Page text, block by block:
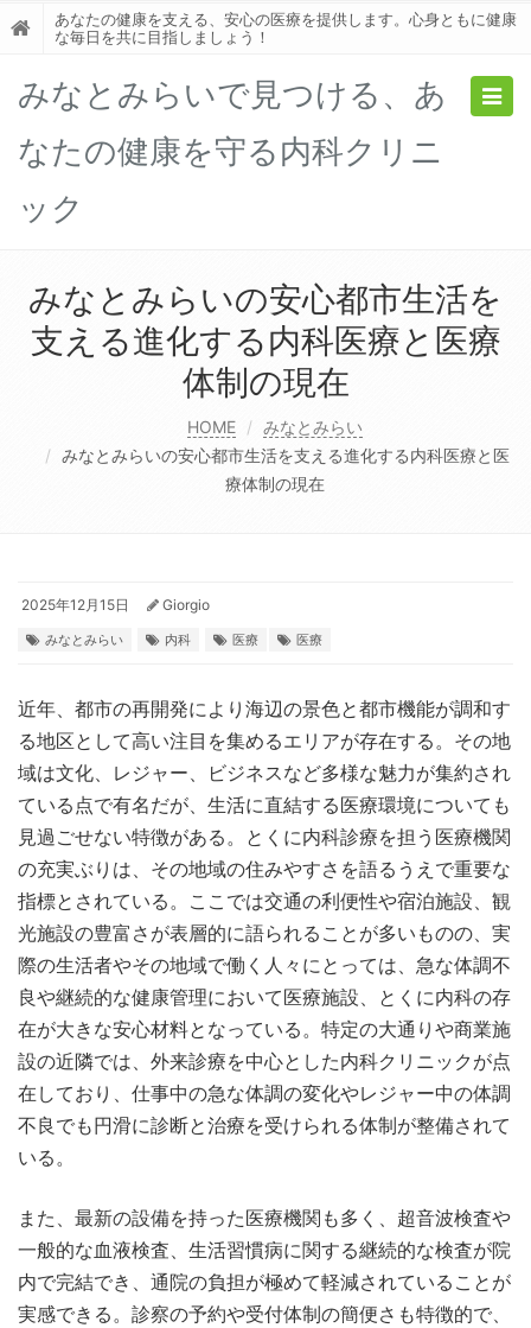
あなたの健康を支える、安心の医療を提供します。心身ともに健康
な毎日を共に目指しましょう！
みなとみらいで見つける、あ
なたの健康を守る内科クリニ
ック
みなとみらいの安心都市生活を
支える進化する内科医療と医療
体制の現在
HOME
みなとみらい
みなとみらいの安心都市生活を支える進化する内科医療と医
療体制の現在
2025年12月15日 Giorgio
みなとみらい 内科 医療 医療
近年、都市の再開発により海辺の景色と都市機能が調和す
る地区として高い注目を集めるエリアが存在する。 その地
域は文化、レジャー、ビジネスなど多様な魅力が集約され
ている点で有名だが、生活に直結する医療環境についても
見過ごせない特徴がある。とくに内科診療を担う医療機関
の充実ぶりは、その地域の住みやすさを語るうえで重要な
指標とされている。ここでは交通の利便性や宿泊施設、観
光施設の豊富さが表層的に語られることが多いものの、実
際の生活者やその地域で働く人々にとっては、急な体調不
良や継続的な健康管理において医療施設、とくに内科の存
在が大きな安心材料となっている。特定の大通りや商業施
設の近隣では、外来診療を中心とした内科クリニックが点
在しており、仕事中の急な体調の変化やレジャー中の体調
不良でも円滑に診断と治療を受けられる体制が整備されて
いる。
また、最新の設備を持った医療機関も多く、超音波検査や
一般的な血液検査、生活習慣病に関する継続的な検査が院
内で完結でき、通院の負担が極めて軽減されていることが
実感できる。診察の予約や受付体制の簡便さも特徴的で、